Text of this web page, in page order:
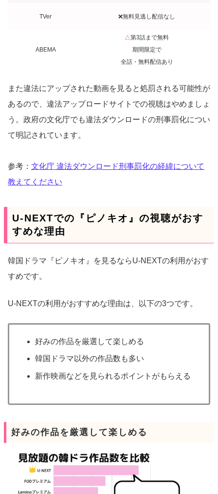
TVer ❌無料見逃し配信なし
ABEMA
△第3話まで無料
期間限定で
全話・無料配信あり
また違法にアップされた動画を見ると処罰される可能性が
あるので、違法アップロードサイトでの視聴はやめましょ
う。政府の文化庁でも違法ダウンロードの刑事罰化につい
て明記されています。
参考： 文化庁 違法ダウンロード刑事罰化の経緯について
教えてください
U-NEXTでの『ピノキオ』の視聴がおす
すめな理由
韓国ドラマ『ピノキオ』を見るならU-NEXTの利用がおす
すめです。
U-NEXTの利用がおすすめな理由は、以下の3つです。
好みの作品を厳選して楽しめる
韓国ドラマ以外の作品数も多い
新作映画などを見られるポイントがもらえる
好みの作品を厳選して楽しめる